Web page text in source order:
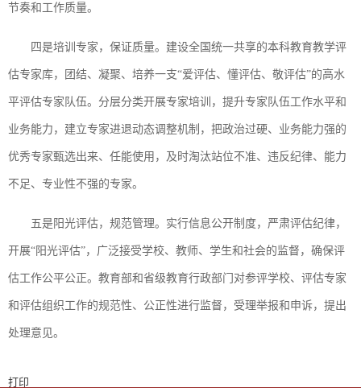
节奏和工作质量。
四是培训专家，保证质量。建设全国统一共享的本科教育教学评
估专家库，团结、凝聚、培养一支“爱评估、懂评估、敬评估”的高水
平评估专家队伍。分层分类开展专家培训，提升专家队伍工作水平和
业务能力，建立专家进退动态调整机制，把政治过硬、业务能力强的
优秀专家甄选出来、任能使用，及时淘汰站位不准、违反纪律、能力
不足、专业性不强的专家。
五是阳光评估，规范管理。实行信息公开制度，严肃评估纪律，
开展“阳光评估”，广泛接受学校、教师、学生和社会的监督，确保评
估工作公平公正。教育部和省级教育行政部门对参评学校、评估专家
和评估组织工作的规范性、公正性进行监督，受理举报和申诉，提出
处理意见。
打印